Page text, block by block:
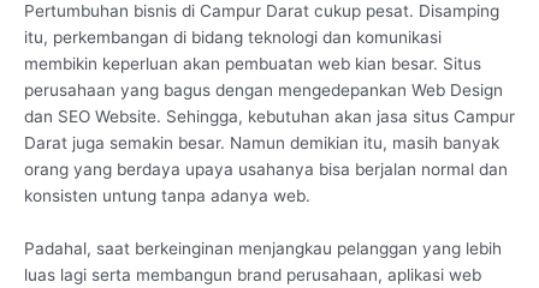
Pertumbuhan bisnis di Campur Darat cukup pesat. Disamping
itu, perkembangan di bidang teknologi dan komunikasi
membikin keperluan akan pembuatan web kian besar. Situs
perusahaan yang bagus dengan mengedepankan Web Design
dan SEO Website. Sehingga, kebutuhan akan jasa situs Campur
Darat juga semakin besar. Namun demikian itu, masih banyak
orang yang berdaya upaya usahanya bisa berjalan normal dan
konsisten untung tanpa adanya web.
Padahal, saat berkeinginan menjangkau pelanggan yang lebih
luas lagi serta membangun brand perusahaan, aplikasi web